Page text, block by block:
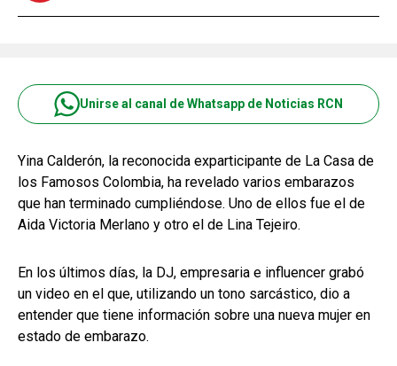
Unirse al canal de Whatsapp de Noticias RCN
Yina Calderón, la reconocida exparticipante de La Casa de
los Famosos Colombia, ha revelado varios embarazos
que han terminado cumpliéndose. Uno de ellos fue el de
Aida Victoria Merlano y otro el de Lina Tejeiro.
En los últimos días, la DJ, empresaria e influencer grabó
un video en el que, utilizando un tono sarcástico, dio a
entender que tiene información sobre una nueva mujer en
estado de embarazo.